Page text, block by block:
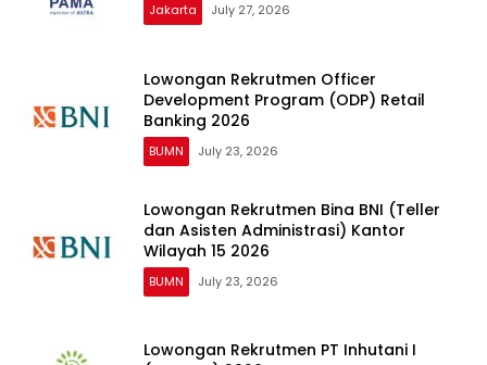
Jakarta July 27, 2026
Lowongan Rekrutmen Officer
Development Program (ODP) Retail
Banking 2026
BUMN July 23, 2026
Lowongan Rekrutmen Bina BNI (Teller
dan Asisten Administrasi) Kantor
Wilayah 15 2026
BUMN July 23, 2026
Lowongan Rekrutmen PT Inhutani I